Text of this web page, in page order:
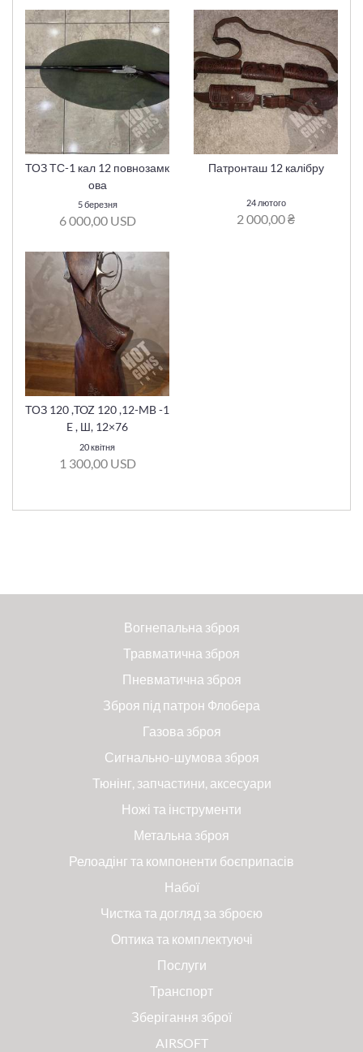
ТОЗ ТС-1 кал 12 повнозамк
ова
5 березня
6 000,00 USD
Патронташ 12 калібру
24 лютого
2 000,00 ₴
ТОЗ 120 ,TOZ 120 ,12-MB -1
E , Ш, 12×76
20 квітня
1 300,00 USD
Вогнепальна зброя
Травматична зброя
Пневматична зброя
Зброя під патрон Флобера
Газова зброя
Сигнально-шумова зброя
Тюнінг, запчастини, аксесуари
Ножі та інструменти
Метальна зброя
Релоадінг та компоненти боєприпасів
Набої
Чистка та догляд за зброєю
Оптика та комплектуючі
Послуги
Транспорт
Зберігання зброї
AIRSOFT